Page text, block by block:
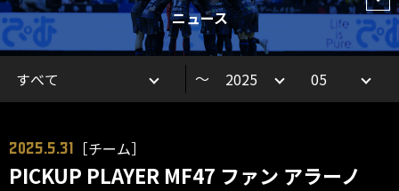
ニュース
～
2025.5.31 ［チーム］
PICKUP PLAYER MF47 ファン アラーノ